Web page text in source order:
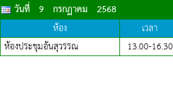
วันที่ 9 กรกฏาคม 2568
ห้อง
เวลา
ห้องประชุมอ้นสุวรรณ
13.00-16.30